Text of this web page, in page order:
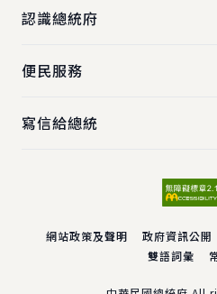
認識總統府
便民服務
寫信給總統
網站政策及聲明 政府資訊公開
雙語詞彙